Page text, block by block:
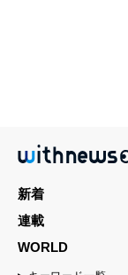
新着
連載
WORLD